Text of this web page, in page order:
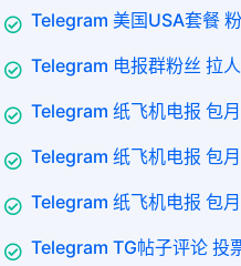
Telegram 美国USA套餐
Telegram 电报群粉丝 拉
Telegram 纸飞机电报 包
Telegram 纸飞机电报 包
Telegram 纸飞机电报 包
Telegram TG帖子评论 投